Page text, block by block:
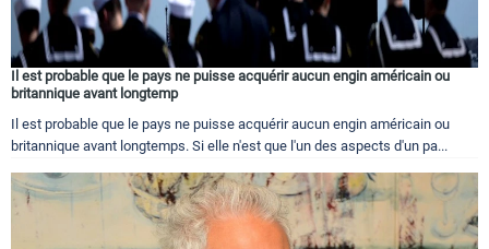
Il est probable que le pays ne puisse acquérir aucun engin américain ou
britannique avant longtemp
Il est probable que le pays ne puisse acquérir aucun engin américain ou
britannique avant longtemps. Si elle n'est que l'un des aspects d'un pa...